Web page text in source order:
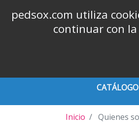
CATÁLOGO
Inicio Quienes
pedsox.com utiliza
continuar con